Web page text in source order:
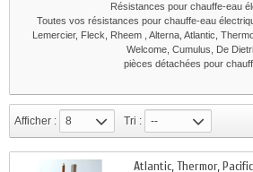
Résistances pour chauffe-eau
Toutes vos résistances pour chauffe-eau
Lemercier, Fleck, Rheem , Alterna, Atlantic,
Welcome, Cumulus, De
pièces détachées pour
Afficher : 8 Tri : --
Atlantic, Thermor,